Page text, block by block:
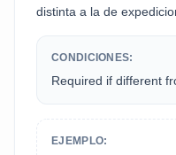
distinta a la de
CONDICIONES:
Required if different
EJEMPLO: